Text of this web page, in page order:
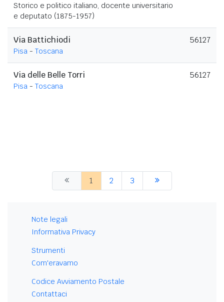
Storico e politico italiano, docente universitario
e deputato (1875-1957)
Via Battichiodi
Pisa - Toscana
56127
Via delle Belle Torri
Pisa - Toscana
56127
1 2 3
Note legali
Informativa Privacy
Strumenti
Com'eravamo
Codice Avviamento Postale
Contattaci